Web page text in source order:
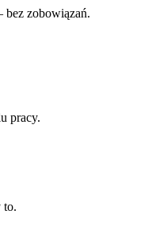
bez zobowiązań.
pracy.
to.